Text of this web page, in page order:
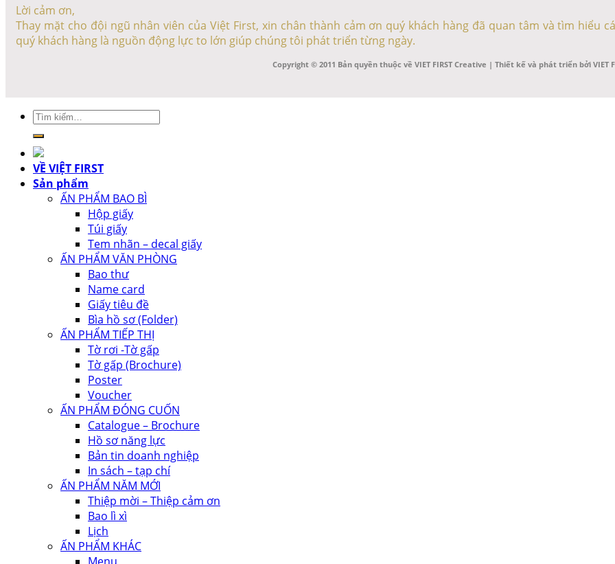
Lời cảm ơn,
Thay mặt cho đội ngũ nhân viên của Việt First, xin chân thành cảm ơn quý khách hàng đã quan tâm và tìm hiểu
quý khách hàng là nguồn động lực to lớn giúp chúng tôi phát triển từng ngày.
Copyright © 2011 Bản quyền thuộc về VIET FIRST Creative | Thiết kế và phát triển bởi VIET
Tìm
kiếm:
VỀ VIỆT FIRST
Sản phẩm
ẤN PHẨM BAO BÌ
Hộp giấy
Túi giấy
Tem nhãn – decal giấy
ẤN PHẨM VĂN PHÒNG
Bao thư
Name card
Giấy tiêu đề
Bìa hồ sơ (Folder)
ẤN PHẨM TIẾP THỊ
Tờ rơi -Tờ gấp
Tờ gấp (Brochure)
Poster
Voucher
ẤN PHẨM ĐÓNG CUỐN
Catalogue – Brochure
Hồ sơ năng lực
Bản tin doanh nghiệp
In sách – tạp chí
ẤN PHẨM NĂM MỚI
Thiệp mời – Thiệp cảm ơn
Bao lì xì
Lịch
ẤN PHẨM KHÁC